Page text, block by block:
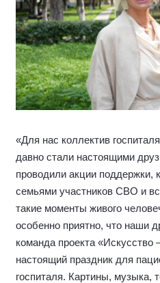
«Для нас коллектив
давно стали настоящими
проводили акции поддержки,
семьями участников СВО и
такие моменты живого
особенно приятно, что наши
команда проекта
настоящий праздник для
госпиталя. Картины, музыка,